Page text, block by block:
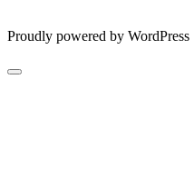
Proudly powered by WordPress